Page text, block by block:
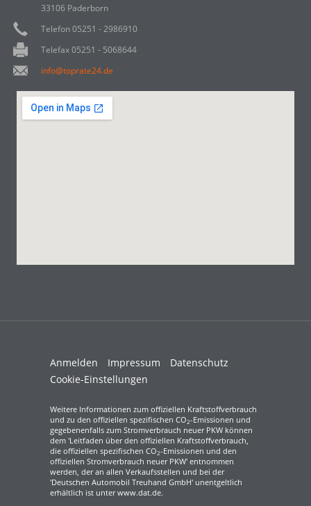
33106 Paderborn
Telefon 05251 - 2986910
Telefax 05251 - 5068644
info@toprate24.de
Anmelden Impressum
Datenschutz
Cookie-Einstellungen
Weitere Informationen zum offiziellen Kraftstoffverbrauch
und zu den offiziellen spezifischen CO2-Emissionen und
gegebenenfalls zum Stromverbrauch neuer PKW können
dem 'Leitfaden über den offiziellen Kraftstoffverbrauch,
die offiziellen spezifischen CO2-Emissionen und den
offiziellen Stromverbrauch neuer PKW' entnommen
werden, der an allen Verkaufsstellen und bei der
'Deutschen Automobil Treuhand GmbH' unentgeltlich
erhältlich ist unter www.dat.de.